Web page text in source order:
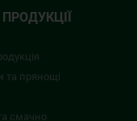
та прянощі
смачно